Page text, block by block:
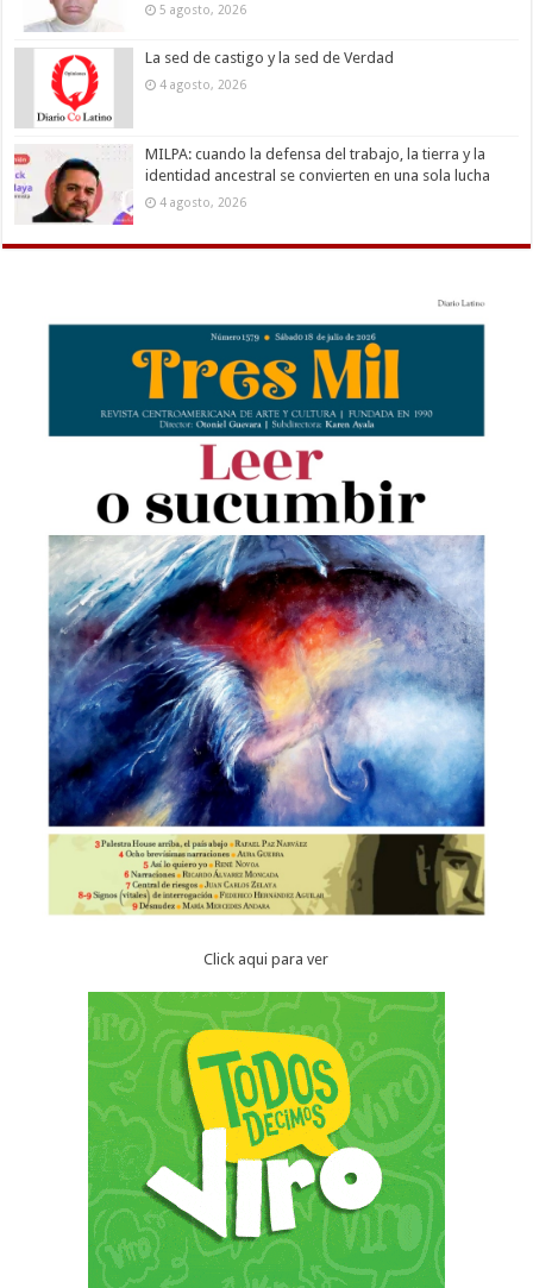
5 agosto, 2026
La sed de castigo y la sed de Verdad
4 agosto, 2026
MILPA: cuando la defensa del trabajo, la tierra y la
identidad ancestral se convierten en una sola lucha
4 agosto, 2026
Click aqui para ver